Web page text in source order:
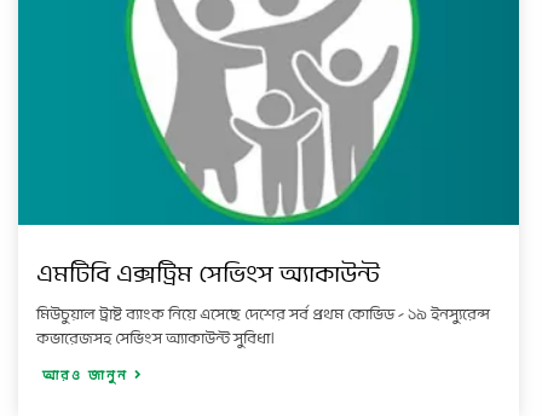
এমটিবি এক্সট্রিম সেভিংস অ্যাকাউন্ট
মিউচুয়াল ট্রাষ্ট ব্যাংক নিয়ে এসেছে দেশের সর্ব প্রথম কোভিড – ১৯ ইনস্যুরেন্স
কভারেজসহ সেভিংস অ্যাকাউন্ট সুবিধা।
আরও জানুন